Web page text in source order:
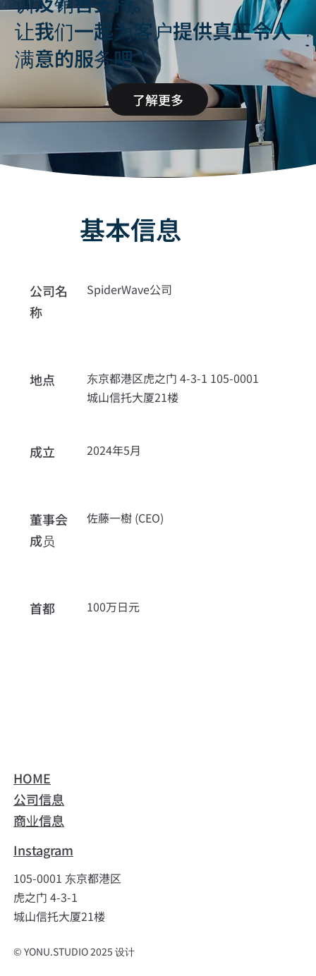
让我们一起为客户提供真正令人
满意的服务吧！
了解更多
基本信息
公司名
称
SpiderWave公司
地点
东京都港区虎之门 4-3-1 105-0001
城山信托大厦21楼
成立 2024年5月
董事会
成员
佐藤一樹 (CEO)
首都 100万日元
© YONU.STUDIO 2025 设计
HOME
公司信息
商业信息
Instagram
105-0001 东京都港区
虎之门 4-3-1
城山信托大厦21楼